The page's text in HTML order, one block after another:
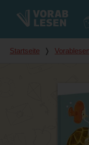
Du bist hier
Startseite ❭